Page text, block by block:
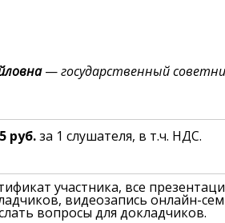
—государственный
руб.за 1 слушателя, в т.ч. НДС.
участника, все
видеозапись онлайн-
вопросы для докладчиков.